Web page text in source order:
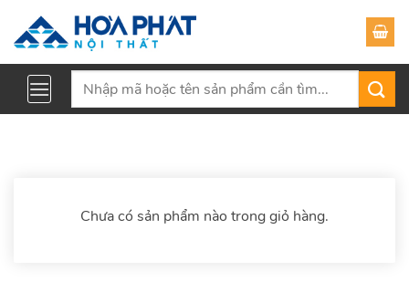
Tìm
Chưa có sản phẩm nào trong giỏ hàng.